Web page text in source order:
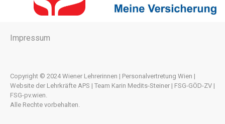
Copyright © 2024 Wiener Lehrerinnen | Personalvertretung Wien |
Website der Lehrkräfte APS | Team Karin Medits-Steiner | FSG-GÖD-ZV |
FSG-pv.wien.
Alle Rechte vorbehalten.
Impressum